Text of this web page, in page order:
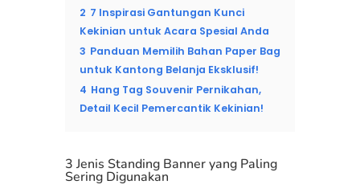
2 7 Inspirasi Gantungan Kunci
Kekinian untuk Acara Spesial Anda
3 Panduan Memilih Bahan Paper Bag
untuk Kantong Belanja Eksklusif!
4 Hang Tag Souvenir Pernikahan,
Detail Kecil Pemercantik Kekinian!
3 Jenis Standing Banner yang Paling
Sering Digunakan